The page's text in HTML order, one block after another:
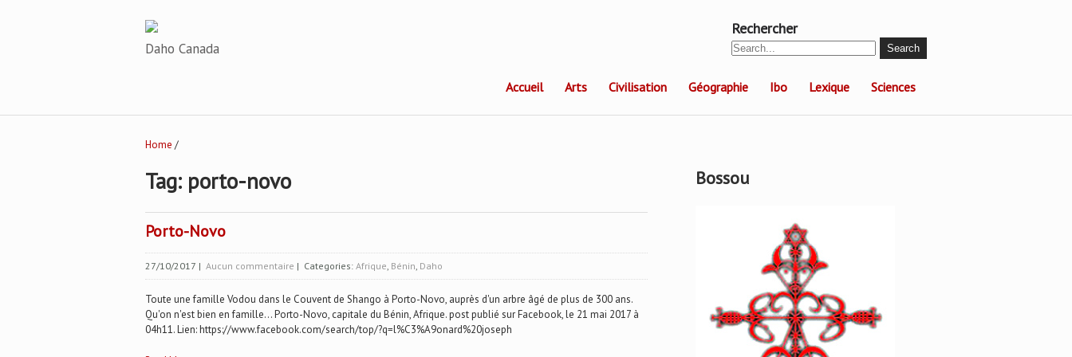
Daho Canada
Rechercher
Accueil Arts Civilisation Géographie Ibo Lexique Sciences
Home /
Tag: porto-novo
Porto-Novo
27/10/2017 | Aucun commentaire | Categories: Afrique, Bénin, Daho
Toute une famille Vodou dans le Couvent de Shango à Porto-Novo, auprès d'un arbre âgé de plus de 300 ans.
Qu'on n'est bien en famille... Porto-Novo, capitale du Bénin, Afrique. post publié sur Facebook, le 21 mai 2017 à
04h11. Lien: https://www.facebook.com/search/top/?q=l%C3%A9onard%20joseph
Bossou